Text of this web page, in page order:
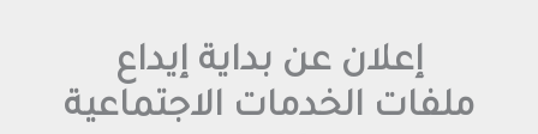
إعلان عن بداية إيداع
ملفات الخدمات الاجتماعية